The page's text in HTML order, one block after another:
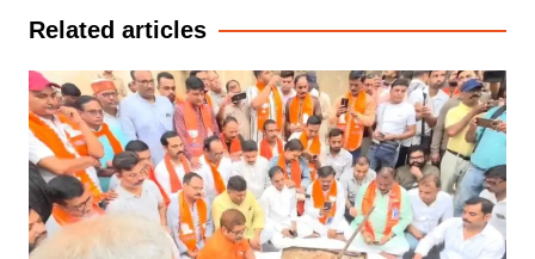
Related articles